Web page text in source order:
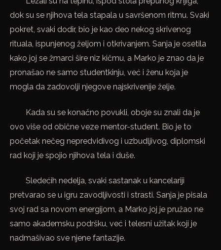
dok su se njihova tela stapala u savršenom ritmu. Svaki
pokret, svaki dodir, bio je kao deo nekog skrivenog
rituala, ispunjenog željom i otkrivanjem. Sanja je osetila
kako joj se žmarci šire niz kičmu, a Marko je znao da je
pronašao ne samo studentkinju, već i ženu koja je
mogla da zadovolji njegove najskrivenije želje.
Kada su se konačno povukli, oboje su znali da je
ovo više od obične veze mentor-student. Bio je to
početak nečeg nepredvidivog i uzbudljivog, diplomski
rad koji je spojio njihova tela i duše.
Sledećih nedelja, svaki sastanak u kancelariji
pretvarao se u igru zavodljivosti i strasti. Sanja je pisala
svoj rad sa novom energijom, a Marko joj je pružao ne
samo akademsku podršku, već i telesni užitak koji je
nadmašivao sve njene fantazije.